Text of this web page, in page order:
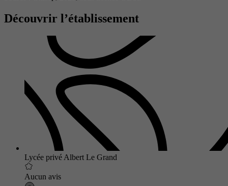
Découvrir l’établissement
Lycée privé Albert Le Grand
Aucun avis